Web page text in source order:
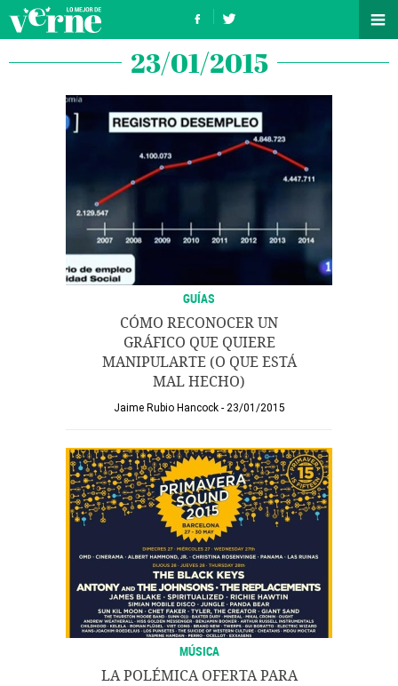
23/01/2015
GUÍAS
CÓMO RECONOCER UN
GRÁFICO QUE QUIERE
MANIPULARTE (O QUE ESTÁ
MAL HECHO)
Jaime Rubio Hancock 23/01/2015
MÚSICA
LA POLÉMICA OFERTA PARA